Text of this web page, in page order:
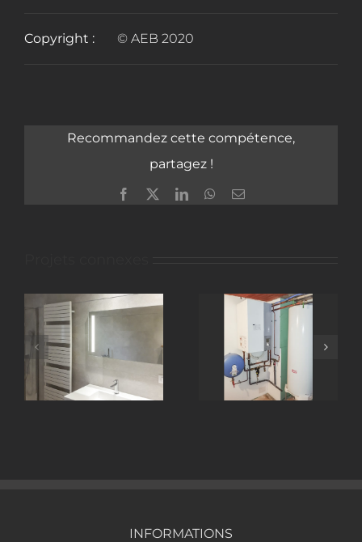
Copyright : © AEB 2020
Recommandez cette compétence,
partagez !
Facebook LinkedInWhatsApp
Email
Pompe à
Chaleur Air / Eau
Plancher
Chauffant
Hydraulique
INFORMATIONS